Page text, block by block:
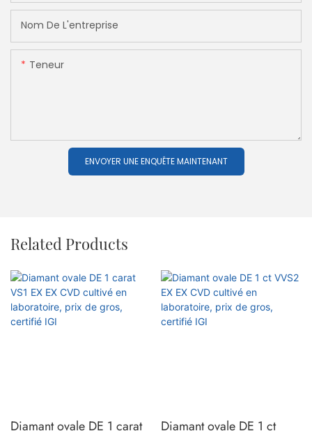
Nom De L'entreprise
Teneur
ENVOYER UNE ENQUÊTE MAINTENANT
Related Products
Diamant ovale DE 1 carat Diamant ovale DE 1 ct